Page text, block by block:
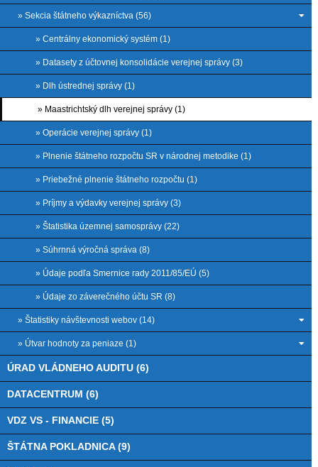
» Sekcia štátneho výkazníctva (56)
» Centrálny ekonomický systém (1)
» Datasety z účtovnej konsolidácie verejnej správy (3)
» Dlh ústrednej správy (1)
» Maastrichtský dlh verejnej správy (1)
» Operácie verejnej správy (1)
» Plnenie štátneho rozpočtu SR v národnej metodike (1)
» Priebežné plnenie štátneho rozpočtu (1)
» Príjmy a výdavky verejnej správy (3)
» Štatistika územnej samosprávy (22)
» Súhrnná výročná správa (8)
» Údaje podľa Smernice rady 2011/85/EÚ (5)
» Údaje zo záverečného účtu SR (8)
» Štatistiky návštevnosti webov (14)
» Útvar hodnoty za peniaze (1)
ÚRAD VLÁDNEHO AUDITU (6)
DATACENTRUM (6)
VDZ VS - FINANCIE (5)
ŠTÁTNA POKLADNICA (9)